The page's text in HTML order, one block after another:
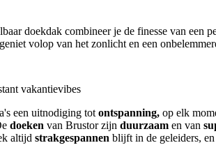
doekdak combineer je de finesse van een
volop van het zonlicht en een
vakantievibes
een uitnodiging tot ontspanning, op elk
doeken van Brustor zijn duurzaam en van
altijd strakgespannen blijft in de geleiders,